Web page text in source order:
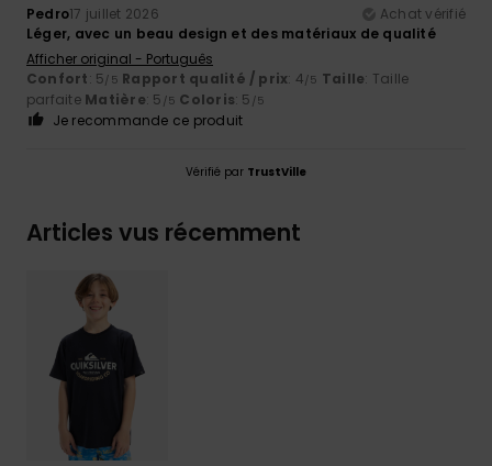
Pedro17 juillet 2026
Achat vérifié
Léger, avec un beau design et des matériaux de qualité
Afficher original - Português
Confort: 5/5 Rapport qualité / prix: 4/5 Taille: Taille
parfaite Matière: 5 /5 Coloris: 5 /5
Je recommande ce produit
Vérifié par TrustVille
Articles vus récemment